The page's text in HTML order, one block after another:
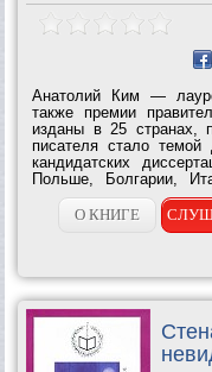
Анатолий Ким —
также премии
изданы в 25 странах,
писателя стало темой
кандидатских
Польше, Болгарии,
автобиографическая
становлении
О КНИГЕ